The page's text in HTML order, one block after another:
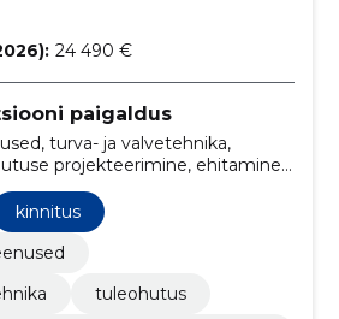
24 490 €
paigaldus
turva- ja valvetehnika,
projekteerimine, ehitamine
kinnitamine, logistika,
pakkumised
kinnitus
tuleohutus